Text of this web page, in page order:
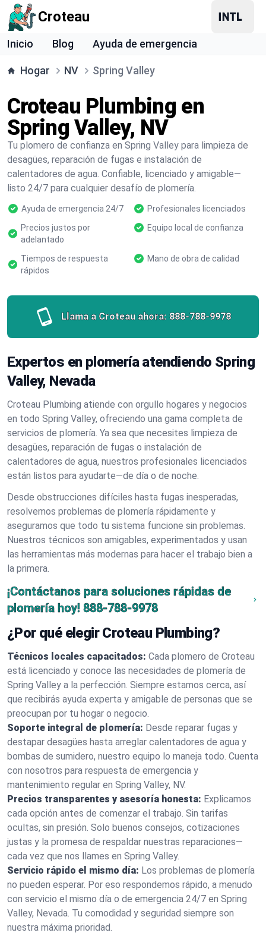
Croteau
Inicio Blog Ayuda de emergencia
Hogar NV Spring Valley
Croteau Plumbing en
Spring Valley, NV
Tu plomero de confianza en Spring Valley para limpieza de
desagües, reparación de fugas e instalación de
calentadores de agua. Confiable, licenciado y amigable—
listo 24/7 para cualquier desafío de plomería.
Ayuda de emergencia 24/7
Profesionales licenciados
Precios justos por
adelantado
Equipo local de confianza
Tiempos de respuesta
rápidos
Mano de obra de calidad
Llama a Croteau ahora: 888-788-9978
Expertos en plomería atendiendo Spring
Valley, Nevada
Croteau Plumbing atiende con orgullo hogares y negocios
en todo Spring Valley, ofreciendo una gama completa de
servicios de plomería. Ya sea que necesites limpieza de
desagües, reparación de fugas o instalación de
calentadores de agua, nuestros profesionales licenciados
están listos para ayudarte—de día o de noche.
Desde obstrucciones difíciles hasta fugas inesperadas,
resolvemos problemas de plomería rápidamente y
aseguramos que todo tu sistema funcione sin problemas.
Nuestros técnicos son amigables, experimentados y usan
las herramientas más modernas para hacer el trabajo bien a
la primera.
¡Contáctanos para soluciones rápidas de
plomería hoy! 888-788-9978
¿Por qué elegir Croteau Plumbing?
Técnicos locales capacitados: Cada plomero de Croteau
está licenciado y conoce las necesidades de plomería de
Spring Valley a la perfección. Siempre estamos cerca, así
que recibirás ayuda experta y amigable de personas que se
preocupan por tu hogar o negocio.
Soporte integral de plomería: Desde reparar fugas y
destapar desagües hasta arreglar calentadores de agua y
bombas de sumidero, nuestro equipo lo maneja todo. Cuenta
con nosotros para respuesta de emergencia y
mantenimiento regular en Spring Valley, NV.
Precios transparentes y asesoría honesta: Explicamos
cada opción antes de comenzar el trabajo. Sin tarifas
ocultas, sin presión. Solo buenos consejos, cotizaciones
justas y la promesa de respaldar nuestras reparaciones—
cada vez que nos llames en Spring Valley.
Servicio rápido el mismo día: Los problemas de plomería
no pueden esperar. Por eso respondemos rápido, a menudo
con servicio el mismo día o de emergencia 24/7 en Spring
Valley, Nevada. Tu comodidad y seguridad siempre son
nuestra máxima prioridad.